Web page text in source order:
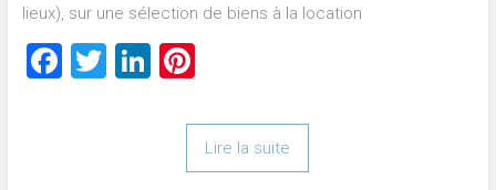
lieux), sur une sélection de biens à la location
Facebook
TwitterLinkedIn
Pinterest
Lire la suite